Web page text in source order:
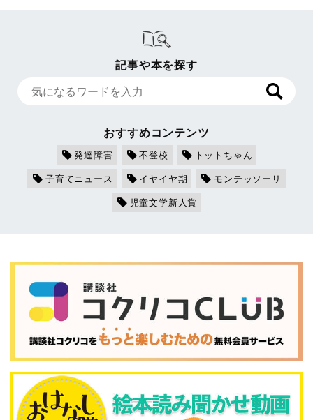
記事や本を探す
おすすめコンテンツ
発達障害 不登校
トットちゃん
子育てニュース
イヤイヤ期
モンテッソーリ
児童文学新人賞